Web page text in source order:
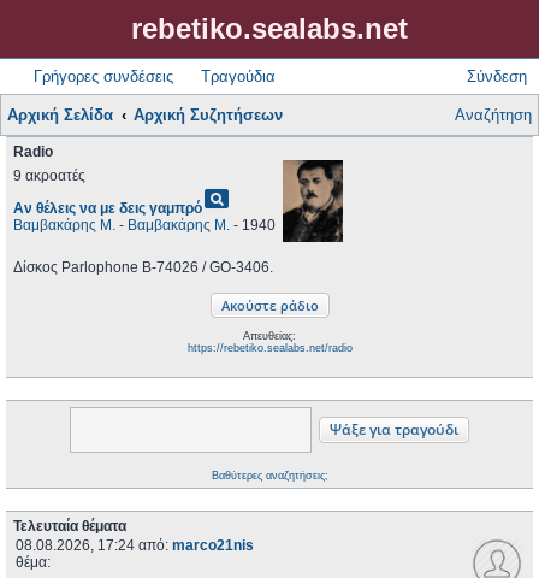
rebetiko.sealabs.net
Γρήγορες συνδέσεις Τραγούδια Σύνδεση
Αρχική Σελίδα Αρχική Συζητήσεων Αναζήτηση
Radio
9 ακροατές
Αν θέλεις να με δεις γαμπρόpageview
Βαμβακάρης Μ. - Βαμβακάρης Μ. - 1940
Δίσκος Parlophone B-74026 / GO-3406.
Απευθείας:
https://rebetiko.sealabs.net/radio
Βαθύτερες αναζητήσεις;
Τελευταία θέματα
08.08.2026, 17:24 από: marco21nis
θέμα: